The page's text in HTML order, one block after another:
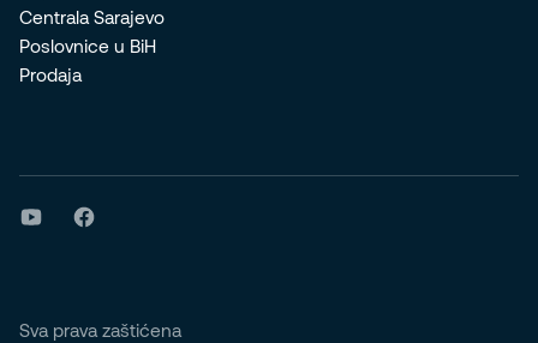
Centrala Sarajevo
Poslovnice u BiH
Prodaja
Sva prava zaštićena